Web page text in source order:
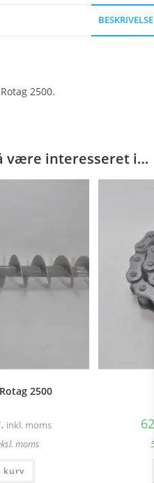
BESKRIVELSE
2500.
være interesseret i…
2500
inkl. moms
moms
kurv